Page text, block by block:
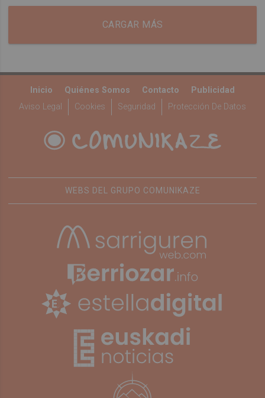
CARGAR MÁS
Inicio Quiénes Somos Contacto
Publicidad
Aviso Legal
Cookies Seguridad Protección De Datos
WEBS DEL GRUPO COMUNIKAZE